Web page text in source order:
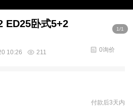
1/1
ED25卧式5+2
10:26 211 0询价
付款后3天内